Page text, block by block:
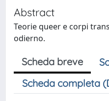
Abstract
Teorie queer e corpi
odierno.
Scheda breve
Scheda completa